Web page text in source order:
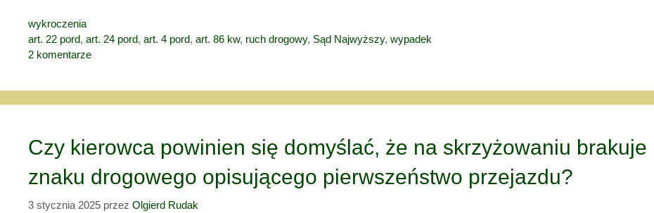
Kategorie
wykroczenia
Tagi
art. 22 pord, art. 24 pord, art. 4 pord, art. 86 kw, ruch drogowy, Sąd Najwyższy, wypadek
2 komentarze
Czy kierowca powinien się domyślać, że na skrzyżowaniu brakuje
znaku drogowego opisującego pierwszeństwo przejazdu?
3 stycznia 2025 przez Olgierd Rudak